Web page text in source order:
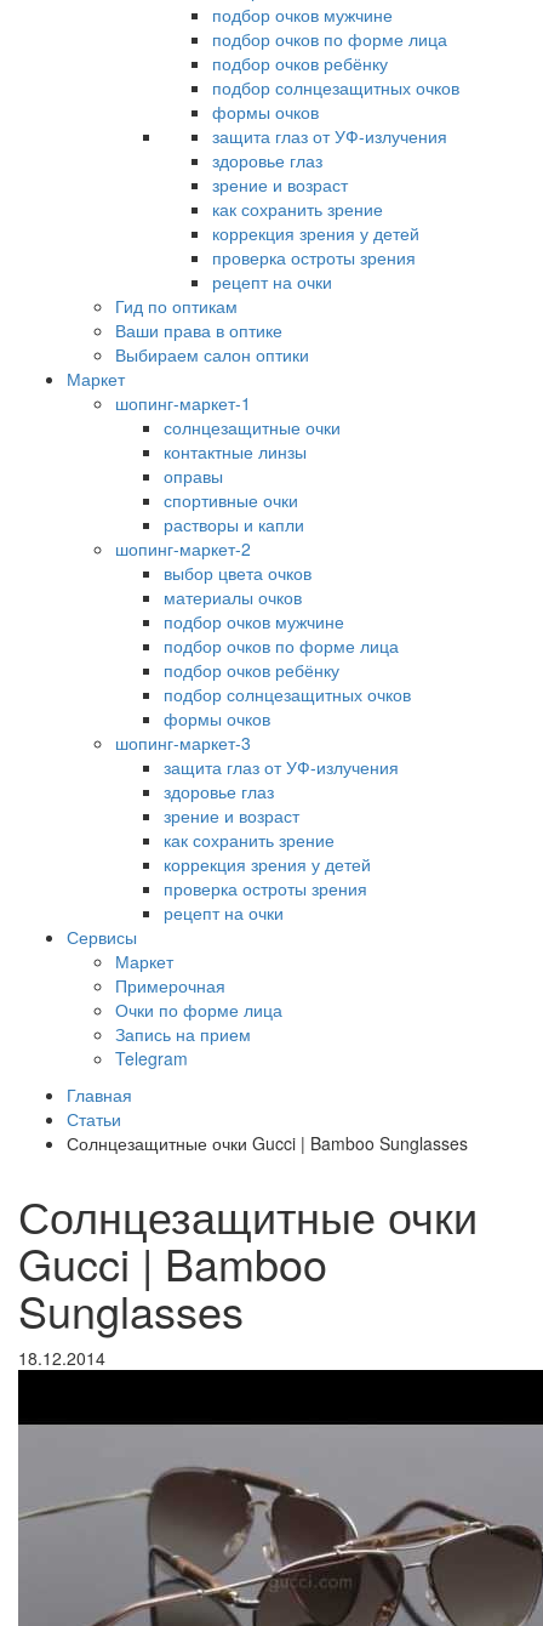
подбор очков мужчине
подбор очков по форме лица
подбор очков ребёнку
подбор солнцезащитных очков
формы очков
защита глаз от УФ-излучения
здоровье глаз
зрение и возраст
как сохранить зрение
коррекция зрения у детей
проверка остроты зрения
рецепт на очки
Гид по оптикам
Ваши права в оптике
Выбираем салон оптики
Маркет
шопинг-маркет-1
солнцезащитные очки
контактные линзы
оправы
спортивные очки
растворы и капли
шопинг-маркет-2
выбор цвета очков
материалы очков
подбор очков мужчине
подбор очков по форме лица
подбор очков ребёнку
подбор солнцезащитных очков
формы очков
шопинг-маркет-3
защита глаз от УФ-излучения
здоровье глаз
зрение и возраст
как сохранить зрение
коррекция зрения у детей
проверка остроты зрения
рецепт на очки
Сервисы
Маркет
Примерочная
Очки по форме лица
Запись на прием
Telegram
Главная
Статьи
Солнцезащитные очки Gucci | Bamboo Sunglasses
Солнцезащитные очки
Gucci | Bamboo
Sunglasses
18.12.2014